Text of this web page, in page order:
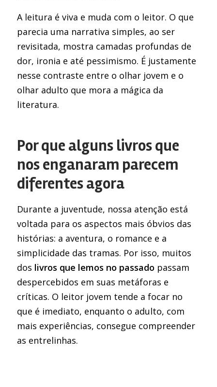
A leitura é viva e muda com o leitor. O que
parecia uma narrativa simples, ao ser
revisitada, mostra camadas profundas de
dor, ironia e até pessimismo. É justamente
nesse contraste entre o olhar jovem e o
olhar adulto que mora a mágica da
literatura.
Por que alguns livros que
nos enganaram parecem
diferentes agora
Durante a juventude, nossa atenção está
voltada para os aspectos mais óbvios das
histórias: a aventura, o romance e a
simplicidade das tramas. Por isso, muitos
dos livros que lemos no passado passam
despercebidos em suas metáforas e
críticas. O leitor jovem tende a focar no
que é imediato, enquanto o adulto, com
mais experiências, consegue compreender
as entrelinhas.